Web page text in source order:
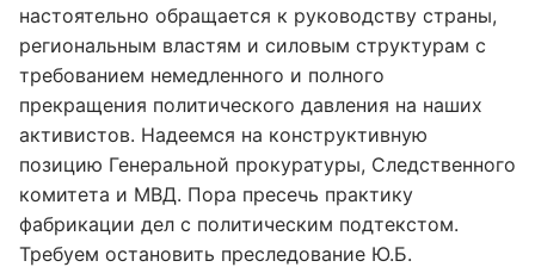
настоятельно обращается к руководству страны,
региональным властям и силовым структурам с
требованием немедленного и полного
прекращения политического давления на наших
активистов. Надеемся на конструктивную
позицию Генеральной прокуратуры, Следственного
комитета и МВД. Пора пресечь практику
фабрикации дел с политическим подтекстом.
Требуем остановить преследование Ю.Б.